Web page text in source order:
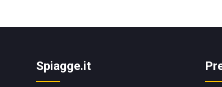
Spiagge.it